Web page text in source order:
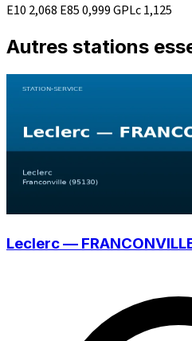
E10 2,068 E850,999GPLc1,125
Autres stations
Leclerc —